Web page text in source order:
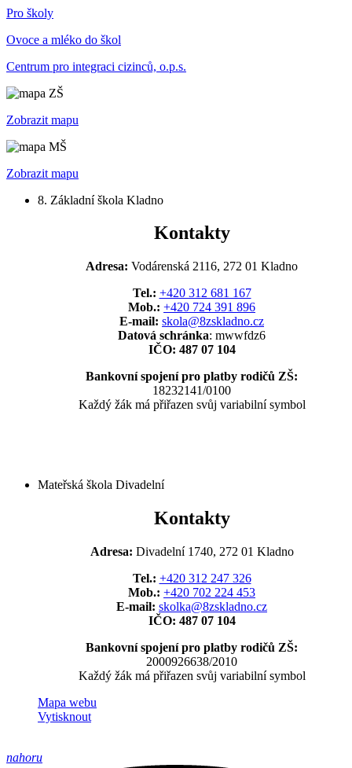
Pro školy
Ovoce a mléko do škol
Centrum pro integraci cizinců, o.p.s.
Zobrazit mapu
Zobrazit mapu
8. Základní škola Kladno
Kontakty
Adresa: Vodárenská 2116, 272 01 Kladno
Tel.: +420 312 681 167
Mob.: +420 724 391 896
E-mail: skola@8zskladno.cz
Datová schránka: mwwfdz6
IČO: 487 07 104
Bankovní spojení pro platby rodičů ZŠ:
18232141/0100
Každý žák má přiřazen svůj variabilní symbol
Mateřská škola Divadelní
Kontakty
Adresa: Divadelní 1740, 272 01 Kladno
Tel.: +420 312 247 326
Mob.: +420 702 224 453
E-mail: skolka@8zskladno.cz
IČO: 487 07 104
Bankovní spojení pro platby rodičů ZŠ:
2000926638/2010
Každý žák má přiřazen svůj variabilní symbol
Mapa webu
Vytisknout
nahoru